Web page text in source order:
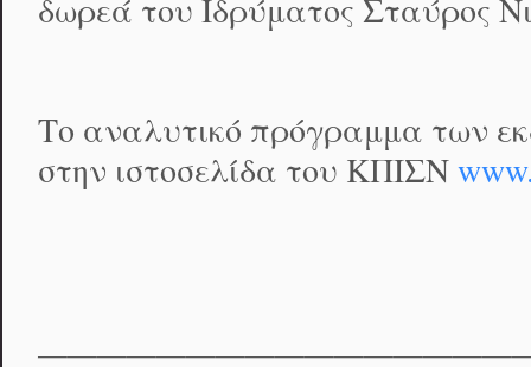
δωρεά του Ιδρύματος Σταύρος
Το αναλυτικό πρόγραμμα των
στην ιστοσελίδα του ΚΠΙΣΝ